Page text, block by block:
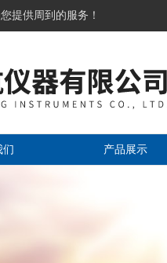
提供周到的服务！
们 产品展示